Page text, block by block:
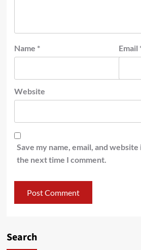
Name * Email
Website
Save my name, email, and
the next time I comment.
Search